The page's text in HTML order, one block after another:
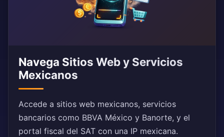
Navega Sitios Web y Servicios
Mexicanos
Accede a sitios web mexicanos, servicios
bancarios como BBVA México y Banorte, y el
portal fiscal del SAT con una IP mexicana.